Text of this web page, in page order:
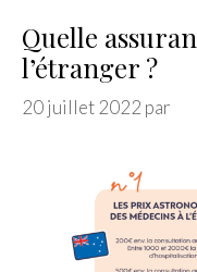
Quelle
l’étranger ?
20 juillet 2022 par